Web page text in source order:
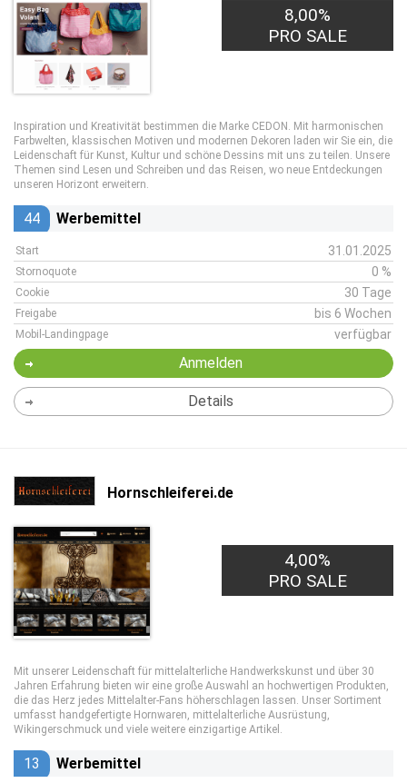
8,00%
PRO SALE
Inspiration und Kreativität bestimmen die Marke CEDON. Mit harmonischen
Farbwelten, klassischen Motiven und modernen Dekoren laden wir Sie ein, die
Leidenschaft für Kunst, Kultur und schöne Dessins mit uns zu teilen. Unsere
Themen sind Lesen und Schreiben und das Reisen, wo neue Entdeckungen
unseren Horizont erweitern.
44 Werbemittel
Start 31.01.2025
Stornoquote 0 %
Cookie 30 Tage
Freigabe bis 6 Wochen
Mobil-Landingpage verfügbar
Anmelden
Details
Hornschleiferei.de
4,00%
PRO SALE
Mit unserer Leidenschaft für mittelalterliche Handwerkskunst und über 30
Jahren Erfahrung bieten wir eine große Auswahl an hochwertigen Produkten,
die das Herz jedes Mittelalter-Fans höherschlagen lassen. Unser Sortiment
umfasst handgefertigte Hornwaren, mittelalterliche Ausrüstung,
Wikingerschmuck und viele weitere einzigartige Artikel.
13 Werbemittel